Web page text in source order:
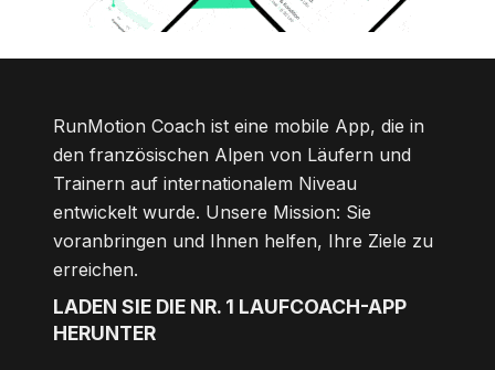
RunMotion Coach ist eine mobile App, die in
den französischen Alpen von Läufern und
Trainern auf internationalem Niveau
entwickelt wurde. Unsere Mission: Sie
voranbringen und Ihnen helfen, Ihre Ziele zu
erreichen.
LADEN SIE DIE NR. 1 LAUFCOACH-APP
HERUNTER